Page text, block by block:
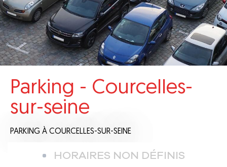
Parking - Courcelles-
sur-seine
PARKING À COURCELLES-SUR-SEINE
HORAIRES NON DÉFINIS